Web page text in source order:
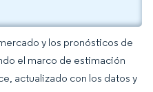
y los pronósticos de
el marco de estimación
actualizado con los datos y